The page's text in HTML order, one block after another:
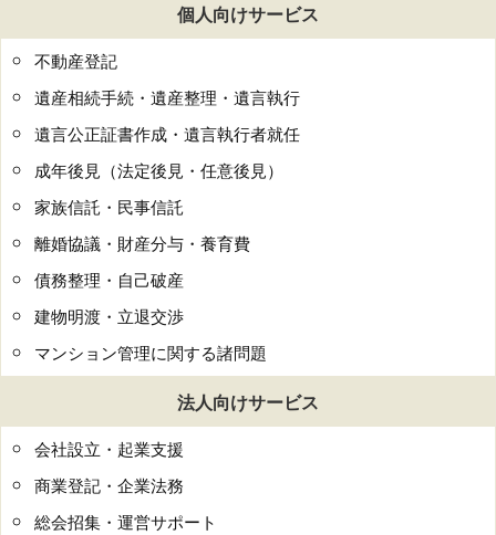
個人向けサービス
不動産登記
遺産相続手続・遺産整理・遺言執行
遺言公正証書作成・遺言執行者就任
成年後見（法定後見・任意後見）
家族信託・民事信託
離婚協議・財産分与・養育費
債務整理・自己破産
建物明渡・立退交渉
マンション管理に関する諸問題
法人向けサービス
会社設立・起業支援
商業登記・企業法務
総会招集・運営サポート